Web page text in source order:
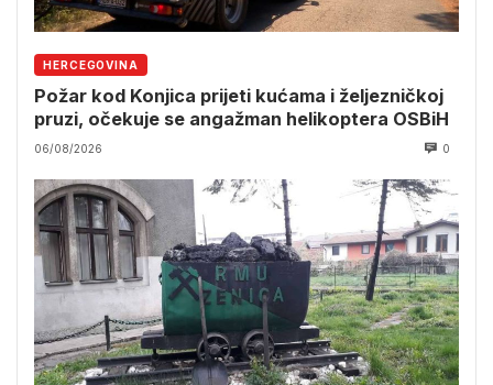
HERCEGOVINA
Požar kod Konjica prijeti kućama i željezničkoj
pruzi, očekuje se angažman helikoptera OSBiH
06/08/2026 0